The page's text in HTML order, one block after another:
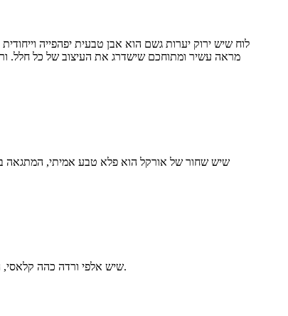
לוח שיש ירוק יערות גשם הוא אבן טבעית יפהפייה
מראה עשיר ומתוחכם שישדרג את העיצוב של כל חלל.
שיש שחור של אורקל הוא פלא טבע אמיתי, המתגאה
שיש אלפי ורדה כהה קלאסי, המאופיין במידה זו או אחרת של ורידים ירוקים בהירים יותר; זוהי אבן מעודנת מאוד המתאימה ליישומים פנימיים כגון רצפות, חיפוי קירות ומדרגות.